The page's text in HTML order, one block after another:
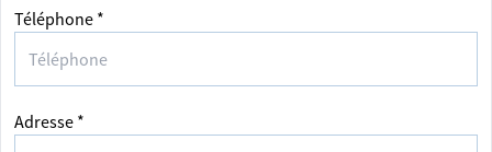
Téléphone *
Adresse *